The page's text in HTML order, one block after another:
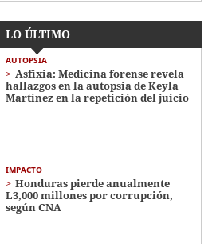
LO ÚLTIMO
AUTOPSIA
Asfixia: Medicina forense revela
hallazgos en la autopsia de Keyla
Martínez en la repetición del juicio
IMPACTO
Honduras pierde anualmente
L3,000 millones por corrupción,
según CNA